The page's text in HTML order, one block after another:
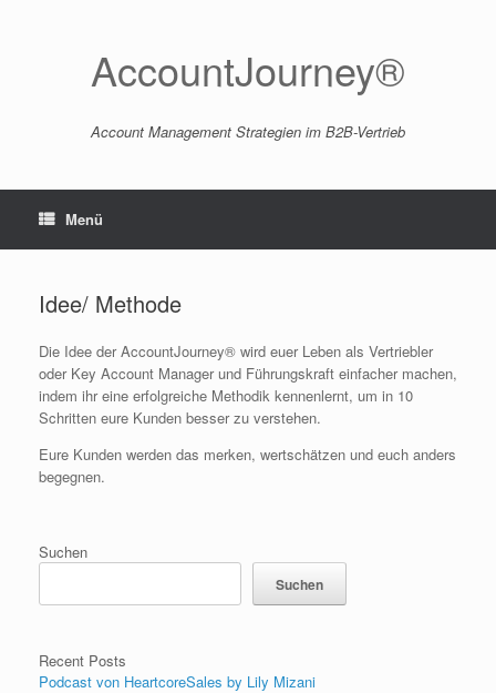
AccountJourney®
Account Management Strategien im B2B-Vertrieb
Menü
Idee/ Methode
Die Idee der AccountJourney® wird euer Leben als Vertriebler
oder Key Account Manager und Führungskraft einfacher machen,
indem ihr eine erfolgreiche Methodik kennenlernt, um in 10
Schritten eure Kunden besser zu verstehen.
Eure Kunden werden das merken, wertschätzen und euch anders
begegnen.
Suchen
Suchen
Recent Posts
Podcast von HeartcoreSales by Lily Mizani